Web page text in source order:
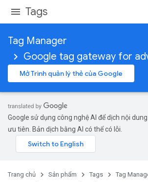
Tags
Tag Manager
Google tag gateway for
Mở Trình quản lý thẻ của Google
Google sử dụng công nghệ AI để dịch nội
ưu tiên. Bản dịch bằng AI có thể có lỗi.
Trang chủ Sản phẩm Tags
Tag